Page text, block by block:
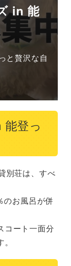
in 能
と贅沢な自
登っ
別荘は、すべ
のお風呂が併
コート一面分